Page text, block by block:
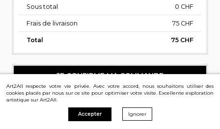
Sous total 0 CHF
Frais de livraison 75 CHF
Total 75 CHF
JE CONFIRME MA COMMANDE
Art2All respecte votre vie privée. Avec votre accord, nous souhaitons utiliser des
cookies placés par nous sur ce site pour optimiser votre visite. Excellente exploration
artistique sur Art2All.
Accepter Ignorer